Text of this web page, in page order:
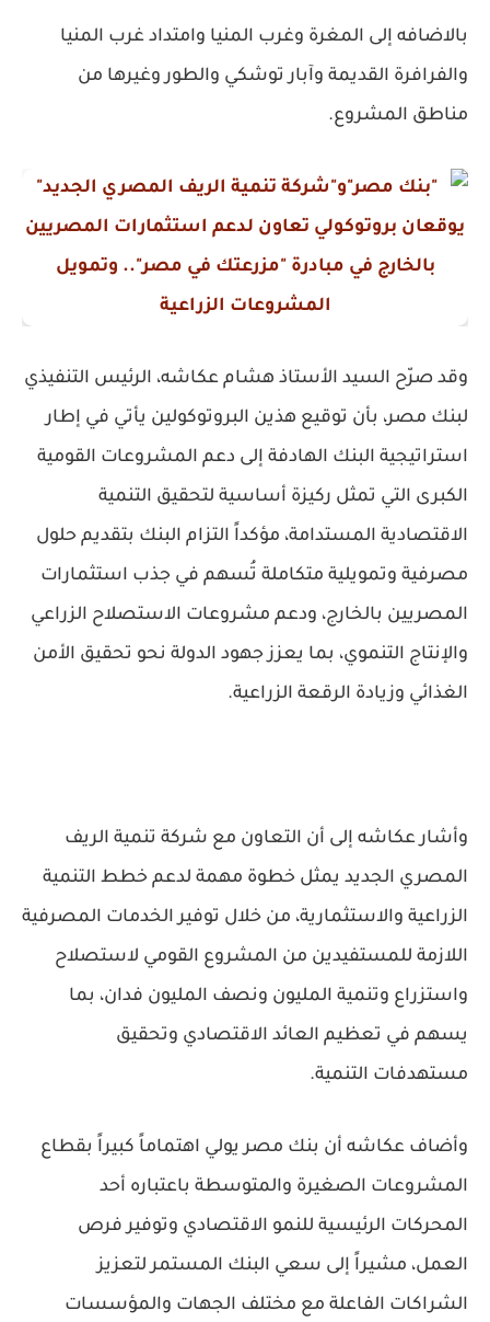
بالاضافه إلى المغرة وغرب المنيا وامتداد غرب المنيا
والفرافرة القديمة وآبار توشكي والطور وغيرها من
مناطق المشروع.
وقد صرّح السيد الأستاذ هشام عكاشه، الرئيس التنفيذي
لبنك مصر، بأن توقيع هذين البروتوكولين يأتي في إطار
استراتيجية البنك الهادفة إلى دعم المشروعات القومية
الكبرى التي تمثل ركيزة أساسية لتحقيق التنمية
الاقتصادية المستدامة، مؤكداً التزام البنك بتقديم حلول
مصرفية وتمويلية متكاملة تُسهم في جذب استثمارات
المصريين بالخارج، ودعم مشروعات الاستصلاح الزراعي
والإنتاج التنموي، بما يعزز جهود الدولة نحو تحقيق الأمن
الغذائي وزيادة الرقعة الزراعية.
وأشار عكاشه إلى أن التعاون مع شركة تنمية الريف
المصري الجديد يمثل خطوة مهمة لدعم خطط التنمية
الزراعية والاستثمارية، من خلال توفير الخدمات المصرفية
اللازمة للمستفيدين من المشروع القومي لاستصلاح
واستزراع وتنمية المليون ونصف المليون فدان، بما
يسهم في تعظيم العائد الاقتصادي وتحقيق
مستهدفات التنمية.
وأضاف عكاشه أن بنك مصر يولي اهتماماً كبيراً بقطاع
المشروعات الصغيرة والمتوسطة باعتباره أحد
المحركات الرئيسية للنمو الاقتصادي وتوفير فرص
العمل، مشيراً إلى سعي البنك المستمر لتعزيز
الشراكات الفاعلة مع مختلف الجهات والمؤسسات